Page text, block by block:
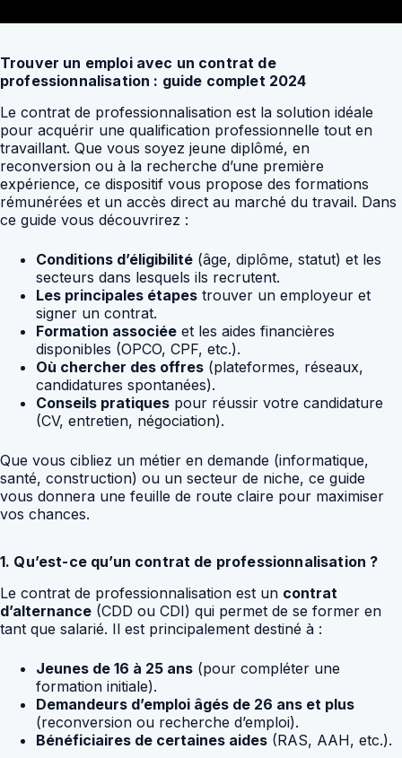
Trouver un emploi avec un contrat de
professionnalisation : guide complet 2024
Le contrat de professionnalisation est la solution idéale
pour acquérir une qualification professionnelle tout en
travaillant. Que vous soyez jeune diplômé, en
reconversion ou à la recherche d’une première
expérience, ce dispositif vous propose des formations
rémunérées et un accès direct au marché du travail. Dans
ce guide vous découvrirez :
Conditions d’éligibilité (âge, diplôme, statut) et les
secteurs dans lesquels ils recrutent.
Les principales étapes trouver un employeur et
signer un contrat.
Formation associée et les aides financières
disponibles (OPCO, CPF, etc.).
Où chercher des offres (plateformes, réseaux,
candidatures spontanées).
Conseils pratiques pour réussir votre candidature
(CV, entretien, négociation).
Que vous cibliez un métier en demande (informatique,
santé, construction) ou un secteur de niche, ce guide
vous donnera une feuille de route claire pour maximiser
vos chances.
1. Qu’est-ce qu’un contrat de professionnalisation ?
Le contrat de professionnalisation est un contrat
d’alternance (CDD ou CDI) qui permet de se former en
tant que salarié. Il est principalement destiné à :
Jeunes de 16 à 25 ans (pour compléter une
formation initiale).
Demandeurs d’emploi âgés de 26 ans et plus
(reconversion ou recherche d’emploi).
Bénéficiaires de certaines aides (RAS, AAH, etc.).